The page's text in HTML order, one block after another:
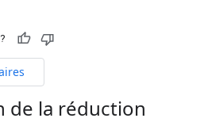
de la réduction